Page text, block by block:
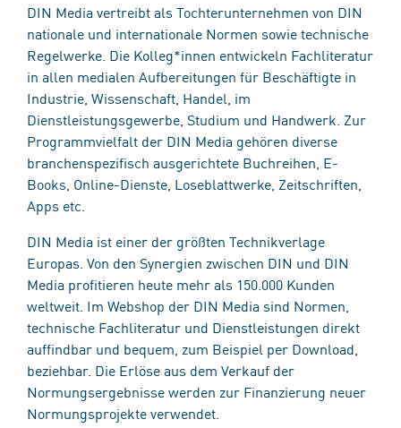
DIN Media vertreibt als Tochterunternehmen von DIN
nationale und internationale Normen sowie technische
Regelwerke. Die Kolleg*innen entwickeln Fachliteratur
in allen medialen Aufbereitungen für Beschäftigte in
Industrie, Wissenschaft, Handel, im
Dienstleistungsgewerbe, Studium und Handwerk. Zur
Programmvielfalt der DIN Media gehören diverse
branchenspezifisch ausgerichtete Buchreihen, E-
Books, Online-Dienste, Loseblattwerke, Zeitschriften,
Apps etc.
DIN Media ist einer der größten Technikverlage
Europas. Von den Synergien zwischen DIN und DIN
Media profitieren heute mehr als 150.000 Kunden
weltweit. Im Webshop der DIN Media sind Normen,
technische Fachliteratur und Dienstleistungen direkt
auffindbar und bequem, zum Beispiel per Download,
beziehbar. Die Erlöse aus dem Verkauf der
Normungsergebnisse werden zur Finanzierung neuer
Normungsprojekte verwendet.